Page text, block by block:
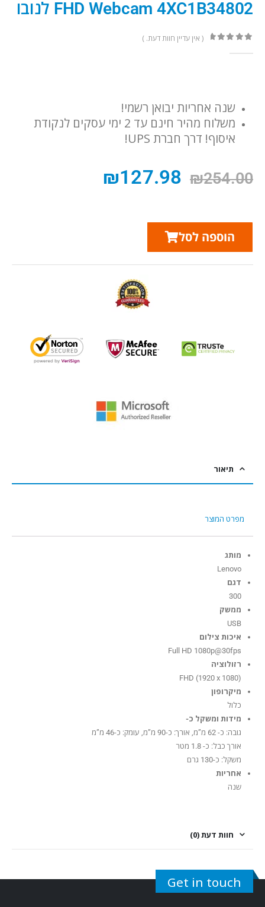
FHD Webcam 4XC1B34802 לנובו
( אין עדיין חוות דעת. )
שנה אחריות יבואן רשמי!
משלוח מהיר חינם עד 2 ימי עסקים לנקודת
איסוף! דרך חברת UPS!
₪254.00
₪127.98
הוספה לסל
תיאור
מפרט המוצר
מותג
Lenovo
דגם
300
ממשק
USB
איכות צילום
Full HD 1080p@30fps
רזולוציה
FHD (1920 x 1080)
מיקרופון
כלול
מידות ומשקל כ-
גובה: כ- 62 מ”מ, אורך: כ-90 מ”מ, עומק: כ-46 מ”מ
אורך כבל: כ- 1.8 מטר
משקל: כ-130 גרם
אחריות
שנה
חוות דעת (0)
Get in touch